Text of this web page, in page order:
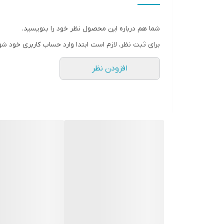
شما هم درباره این محصول نظر خود را بنویسید.
برای ثبت نظر، لازم است ابتدا وارد حساب کاربری خود
افزودن نظر